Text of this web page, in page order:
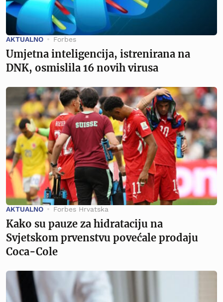
AKTUALNO Forbes
Umjetna inteligencija, istrenirana na
DNK, osmislila 16 novih virusa
AKTUALNO Forbes Hrvatska
Kako su pauze za hidrataciju na
Svjetskom prvenstvu povećale prodaju
Coca-Cole